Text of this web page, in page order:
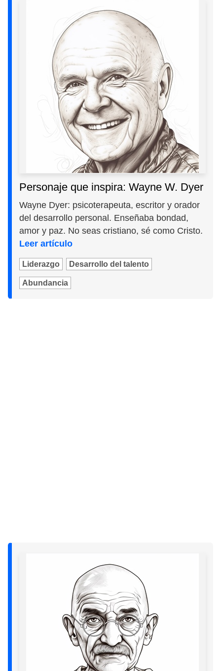
Personaje que inspira: Wayne W. Dyer
Wayne Dyer: psicoterapeuta, escritor y orador
del desarrollo personal. Enseñaba bondad,
amor y paz. No seas cristiano, sé como Cristo.
Leer artículo
Liderazgo Desarrollo del talento
Abundancia